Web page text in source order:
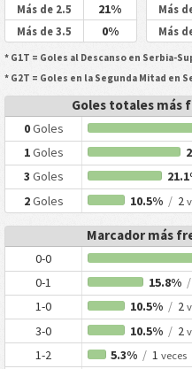
Más de 2.5 21%
Más de 3.5 0%
Más
Más
* G1T = Goles al Descanso en Serbia-
* G2T = Goles en la Segunda Mitad en
Goles totales más
0Goles
1Goles
3 Goles
2Goles 10.5% /2
Marcador más
0-0
0-1 15.8% /
1-0 10.5% /2
3-0 10.5% /2
1-2 5.3% / 1veces